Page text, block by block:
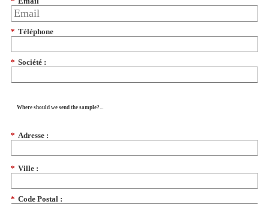
* Téléphone
* Société :
Where should we send the sample?...
* Adresse :
* Ville :
* Code Postal :